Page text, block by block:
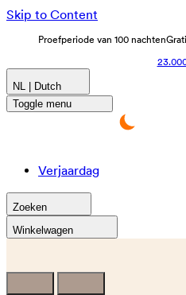
Skip to Content
Proefperiode van 100 nachten
NL | Dutch
Toggle menu
Verjaardag
Zoeken
Winkelwagen